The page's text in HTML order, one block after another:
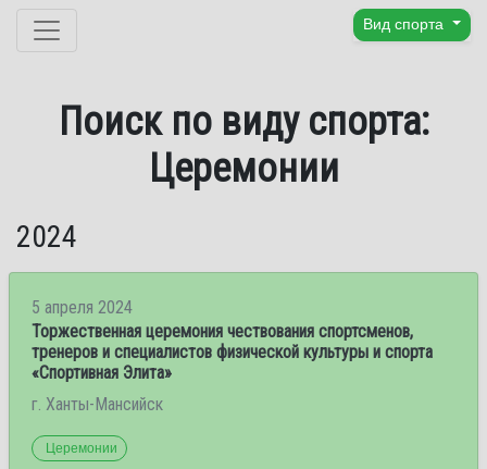
Перейти к содержанию Вид спорта
Поиск по виду спорта:
Церемонии
2024
5 апреля 2024
Торжественная церемония чествования спортсменов,
тренеров и специалистов физической культуры и спорта
«Спортивная Элита»
г. Ханты-Мансийск
Церемонии